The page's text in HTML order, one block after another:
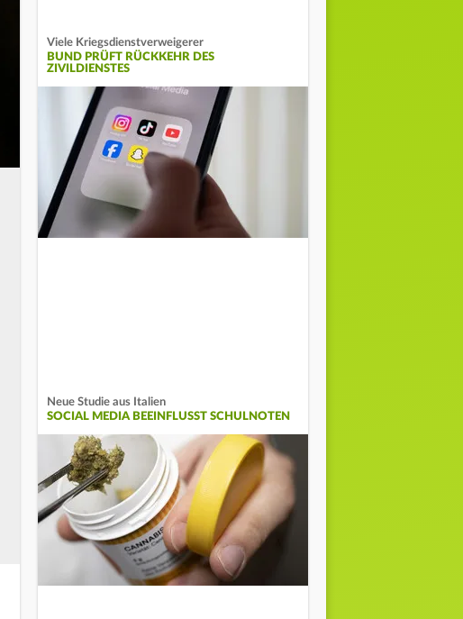
Viele Kriegsdienstverweigerer
BUND PRÜFT RÜCKKEHR DES
ZIVILDIENSTES
Neue Studie aus Italien
SOCIAL MEDIA BEEINFLUSST SCHULNOTEN